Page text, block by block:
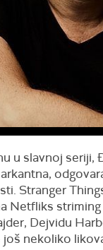
u slavnoj
Stranger
Netfliks
Dejvidu
još nekoliko